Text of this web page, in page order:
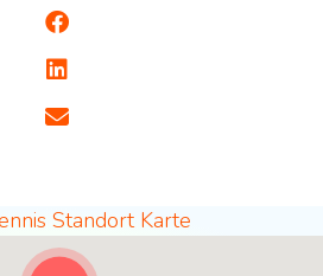
Standort Karte
Breite für News [19]